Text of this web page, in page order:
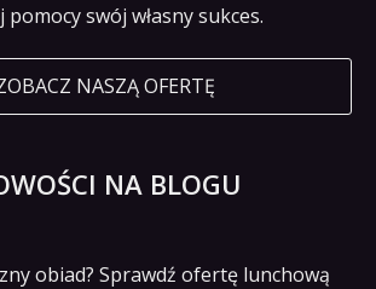
pomocy swój własny sukces.
NASZĄ OFERTĘ
NA BLOGU
obiad? Sprawdź ofertę lunchową